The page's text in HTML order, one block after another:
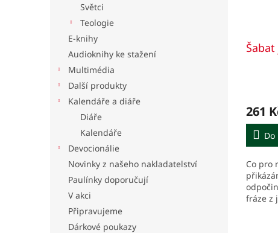
Světci
Teologie
E-knihy
Audioknihy ke stažení
Multimédia
Další produkty
Kalendáře a diáře
Diáře
Kalendáře
Devocionálie
Novinky z našeho nakladatelství
Paulínky doporučují
V akci
Připravujeme
Dárkové poukazy
261
Do
Co pro
fráze z